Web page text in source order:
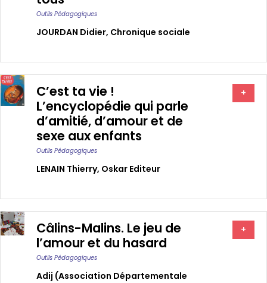
Outils Pédagogiques
JOURDAN Didier, Chronique sociale
C’est ta vie !
L’encyclopédie qui parle
d’amitié, d’amour et de
sexe aux enfants
Outils Pédagogiques
LENAIN Thierry, Oskar Editeur
+
Câlins-Malins. Le jeu de
l’amour et du hasard
Outils Pédagogiques
Adij (association Départementale
+